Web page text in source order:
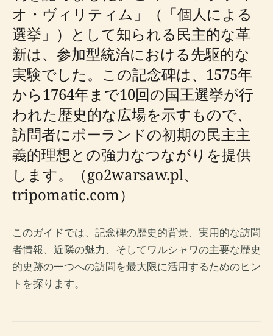
オ・ヴィリティム」（「個人による
選挙」）として知られる民主的な革
新は、参加型統治における先駆的な
実験でした。この記念碑は、1575年
から1764年まで10回の国王選挙が行
われた歴史的な広場を示すもので、
訪問者にポーランドの初期の民主主
義的理想との強力なつながりを提供
します。（go2warsaw.pl、
tripomatic.com）
このガイドでは、記念碑の歴史的背景、実用的な訪問
者情報、近隣の魅力、そしてワルシャワの主要な歴史
的史跡の一つへの訪問を最大限に活用するためのヒン
トを探ります。